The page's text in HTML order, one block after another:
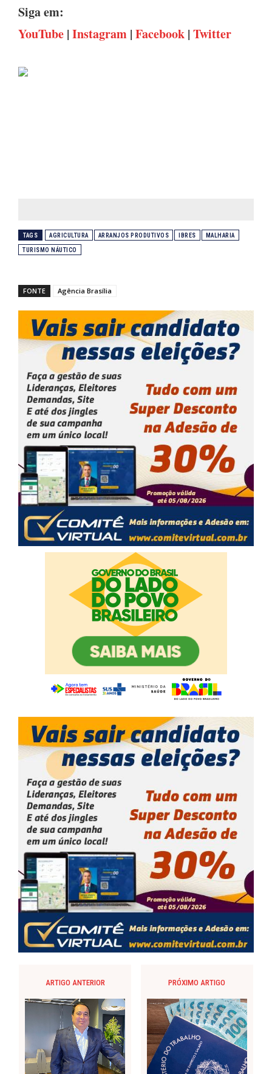
Siga em:
YouTube | Instagram | Facebook | Twitter
TAGS AGRICULTURA ARRANJOS PRODUTIVOS IBRES MALHARIA
TURISMO NÁUTICO
FONTE Agência Brasília
ARTIGO ANTERIOR PRÓXIMO ARTIGO